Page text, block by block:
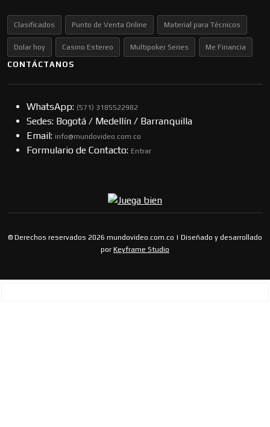
Clasificados Punto de Venta Online Material para Técnicos
Dolar hoy Casino Estereo Multipoker Series Me Financia
CONTÁCTANOS
WhatsApp: (57​​1) 3185522982
Sedes: Bogotá / Medellín / Barranquilla
Email: info@mundovideo.com.co
Formulario de Contacto: Entrar
© Derechos reservados 2026 mundovideo.com.co | Diseñado y desarrollado
por Keyframe Studio